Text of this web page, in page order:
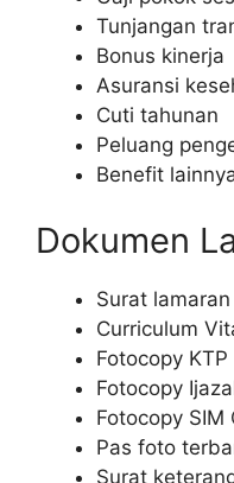
Tunjangan
Bonus kinerja
Asuransi
Cuti tahunan
Peluang
Benefit
Dokumen
Surat
Curriculum
Fotocopy KTP
Fotocopy
Fotocopy SIM
Pas foto
Surat